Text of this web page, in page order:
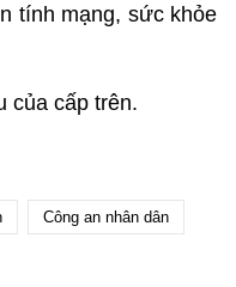
tính mạng, sức khỏe
của cấp trên.
Công an nhân dân